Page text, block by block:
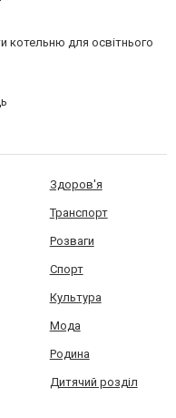
котельню для освітнього
Здоров'я
Транспорт
Розваги
Спорт
Культура
Мода
Родина
Дитячий розділ